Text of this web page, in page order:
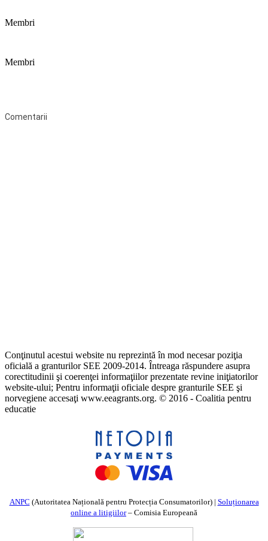
Membri
Membri
Comentarii
Conţinutul acestui website nu reprezintă în mod necesar poziţia
oficială a granturilor SEE 2009-2014. Întreaga răspundere asupra
corectitudinii şi coerenţei informaţiilor prezentate revine iniţiatorilor
website-ului; Pentru informaţii oficiale despre granturile SEE şi
norvegiene accesaţi www.eeagrants.org. © 2016 - Coalitia pentru
educatie
ANPC (Autoritatea Națională pentru Protecția Consumatorilor) | Soluționarea
online a litigiilor– Comisia Europeană